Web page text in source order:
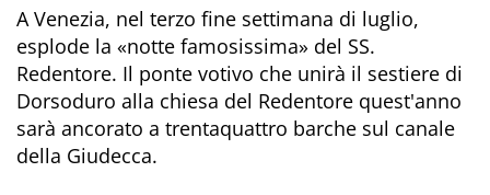
A Venezia, nel terzo fine settimana di luglio,
esplode la «notte famosissima» del SS.
Redentore. Il ponte votivo che unirà il sestiere di
Dorsoduro alla chiesa del Redentore quest'anno
sarà ancorato a trentaquattro barche sul canale
della Giudecca.